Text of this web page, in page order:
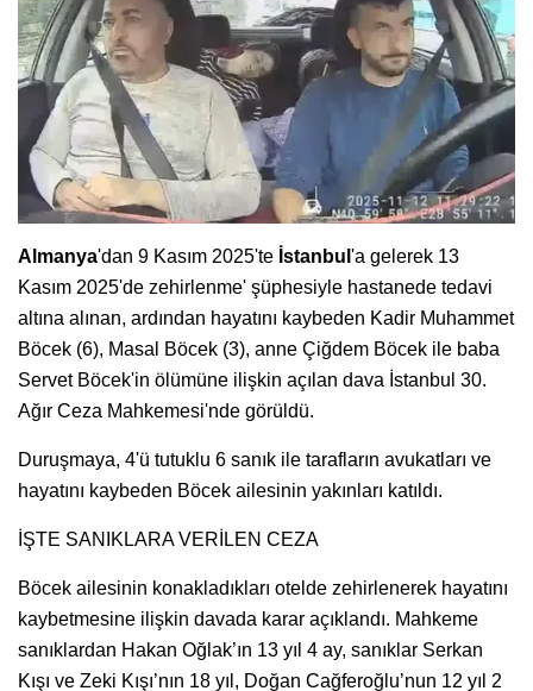
Almanya'dan 9 Kasım 2025'te İstanbul 'a gelerek 13
Kasım 2025'de zehirlenme' şüphesiyle hastanede tedavi
altına alınan, ardından hayatını kaybeden Kadir Muhammet
Böcek (6), Masal Böcek (3), anne Çiğdem Böcek ile baba
Servet Böcek'in ölümüne ilişkin açılan dava İstanbul 30.
Ağır Ceza Mahkemesi'nde görüldü.
Duruşmaya, 4'ü tutuklu 6 sanık ile tarafların avukatları ve
hayatını kaybeden Böcek ailesinin yakınları katıldı.
İŞTE SANIKLARA VERİLEN CEZA
Böcek ailesinin konakladıkları otelde zehirlenerek hayatını
kaybetmesine ilişkin davada karar açıklandı. Mahkeme
sanıklardan Hakan Oğlak’ın 13 yıl 4 ay, sanıklar Serkan
Kışı ve Zeki Kışı’nın 18 yıl, Doğan Cağferoğlu’nun 12 yıl 2